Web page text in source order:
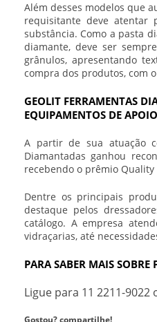
Além desses modelos que
requisitante deve atentar
substância. Como a pasta
diamante, deve ser
grânulos, apresentando
compra dos produtos, com
GEOLIT FERRAMENTAS
EQUIPAMENTOS DE APOIO
A partir de sua atuação
Diamantadas ganhou
recebendo o prêmio
Dentre os principais
destaque pelos
catálogo. A empresa
vidraçarias, até
PARA SABER MAIS
Ligue para 11 2211-9022
Gostou? compartilhe!